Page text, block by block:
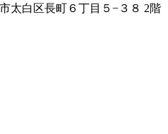
太白区長町６丁目５−３８ 2階